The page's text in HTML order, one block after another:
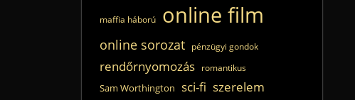
maffia háború online film
online sorozat pénzügyi gondok
rendőrnyomozás romantikus
Sam Worthington sci-fi szerelem